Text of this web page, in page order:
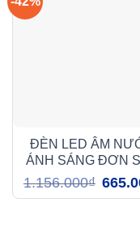
ĐÈN LED ÂM
ÁNH SÁNG ĐƠN
5W (DMA105)
1.156.000₫ Giá
gốc
là: